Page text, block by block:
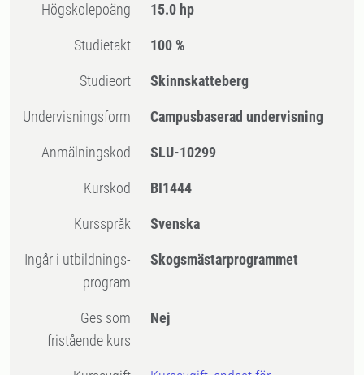
högskolepoäng 15.0 hp
Studietakt 100 %
Studieort Skinnskatteberg
Undervisningsform Campusbaserad undervisning
Anmälningskod SLU-10299
Kurskod BI1444
Kursspråk Svenska
Ingår i utbildnings-
program
Skogsmästarprogrammet
Ges som
fristående kurs
Nej